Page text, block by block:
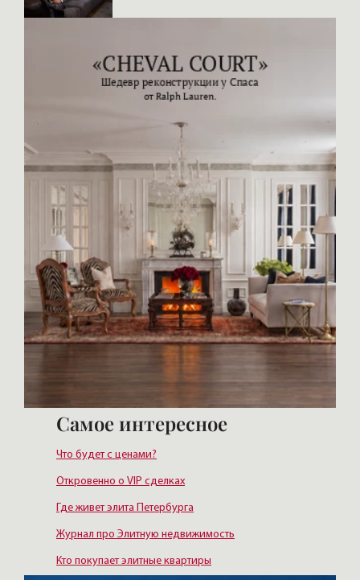
Самое интересное
Что будет с ценами?
Откровенно о VIP сделках
Где живет элита Петербурга
Журнал про Элитную недвижимость
Кто покупает элитные квартиры